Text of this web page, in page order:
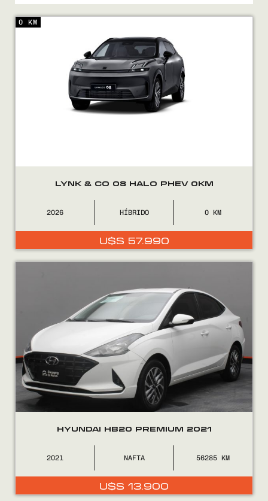
COMPRÁ
VENDÉ
FINANCIÁ
CONTACTO
LYNK & CO 08 HALO PHEV 0KM
2026 HÍBRIDO 0
U$S 57.990
0 KM
HYUNDAI HB20 PREMIUM 2021
2021 NAFTA 56285
U$S 13.900